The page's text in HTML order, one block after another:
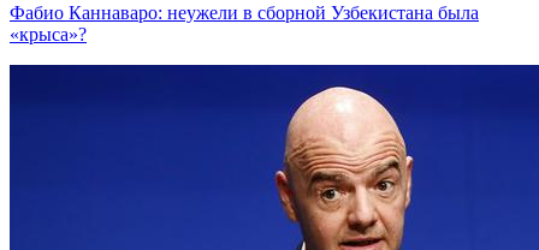
Фабио Каннаваро: неужели в сборной Узбекистана была
«крыса»?